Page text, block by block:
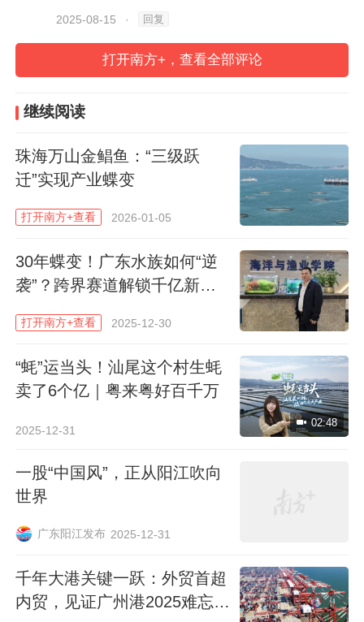
以“一省之力”
承包大半个中国“海鲜自由”
在我国沿海地区，开渔的历史几乎和渔业的
一段时间休养生息，名为“休渔期”。只有这
样，来年才会有更好的收成。这是一种“不涸
泽而渔，不焚林而猎”的智慧，也是“靠海吃
而在休渔期后举办盛大的开渔季，不仅是渔
民对渔获满仓的美好愿景，更表达了对大海
对广东而言，得天独厚的海洋资源更是一份
2025-08-15 · 回复
打开南方+，查看全部评论
继续阅读
珠海万山金鲳鱼：“三级跃
迁”实现产业蝶变
打开南方+查看 2026-01-05
30年蝶变！广东水族如何“逆
袭”？跨界赛道解锁千亿新商
打开南方+查看 2025-12-30
“蚝”运当头！汕尾这个村生蚝
卖了6个亿｜粤来粤好百千万
02:48
2025-12-31
一股“中国风”，正从阳江吹向
世界
广东阳江发布 2025-12-31
千年大港关键一跃：外贸首超
内贸，见证广州港2025难忘瞬